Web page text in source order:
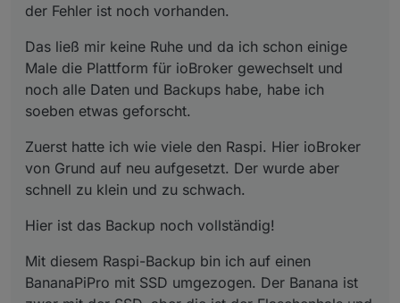
der Fehler ist noch vorhanden.
Das ließ mir keine Ruhe und da ich schon einige
Male die Plattform für ioBroker gewechselt und
noch alle Daten und Backups habe, habe ich
soeben etwas geforscht.
Zuerst hatte ich wie viele den Raspi. Hier ioBroker
von Grund auf neu aufgesetzt. Der wurde aber
schnell zu klein und zu schwach.
Hier ist das Backup noch vollständig!
Mit diesem Raspi-Backup bin ich auf einen
BananaPiPro mit SSD umgezogen. Der Banana ist